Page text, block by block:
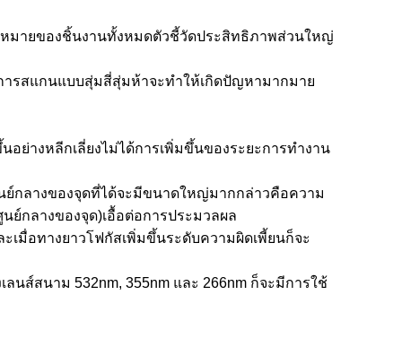
หมายของชิ้นงานทั้งหมดตัวชี้วัดประสิทธิภาพส่วนใหญ่
รสแกนแบบสุ่มสี่สุ่มห้าจะทำให้เกิดปัญหามากมาย
ย่างหลีกเลี่ยงไม่ได้การเพิ่มขึ้นของระยะการทำงาน
ย์กลางของจุดที่ได้จะมีขนาดใหญ่มากกล่าวคือความ
ย์กลางของจุด)เอื้อต่อการประมวลผล
เมื่อทางยาวโฟกัสเพิ่มขึ้นระดับความผิดเพี้ยนก็จะ
ส์สนาม 532nm, 355nm และ 266nm ก็จะมีการใช้